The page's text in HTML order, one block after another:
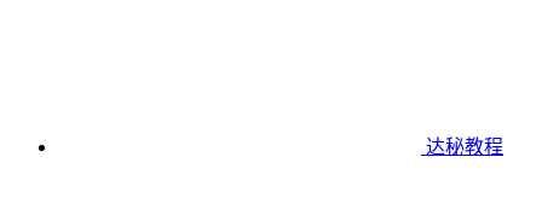
达秘教程